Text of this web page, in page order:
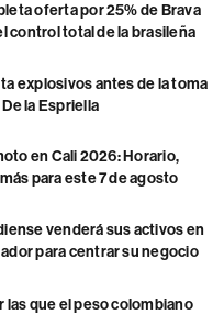
oferta por 25% de Brava
control total de la brasileña
explosivos antes de la toma
la Espriella
en Cali 2026: Horario,
para este 7 de agosto
venderá sus activos en
para centrar su negocio
las que el peso colombiano